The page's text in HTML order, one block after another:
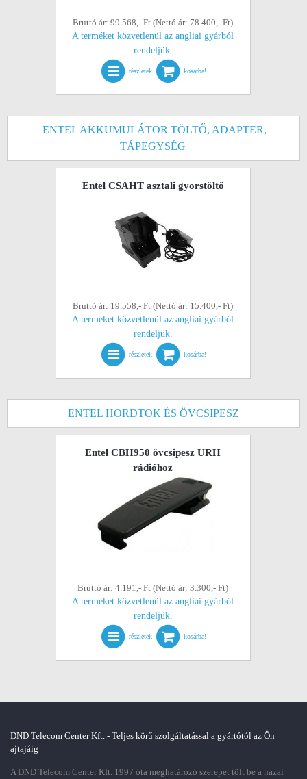
Bruttó ár: 99.568,- Ft (Nettó ár: 78.400,- Ft)
A terméket közvetlenül az angliai gyárból
rendeljük.
részletek kosárba!
ENTEL AKKUMULÁTOR TÖLTŐ, ADAPTER,
TÁPEGYSÉG
Entel CSAHT asztali gyorstöltő
Bruttó ár: 19.558,- Ft (Nettó ár: 15.400,- Ft)
A terméket közvetlenül az angliai gyárból
rendeljük.
részletek kosárba!
ENTEL HORDTOK ÉS ÖVCSIPESZ
Entel CBH950 övcsipesz URH
rádióhoz
Bruttó ár: 4.191,- Ft (Nettó ár: 3.300,- Ft)
A terméket közvetlenül az angliai gyárból
rendeljük.
részletek kosárba!
DND Telecom Center Kft. - Teljes körű szolgáltatással a gyártótól az Ön
ajtajáig
A DND Telecom Center Kft. 1997 óta meghatározó szerepet tölt be a hazai